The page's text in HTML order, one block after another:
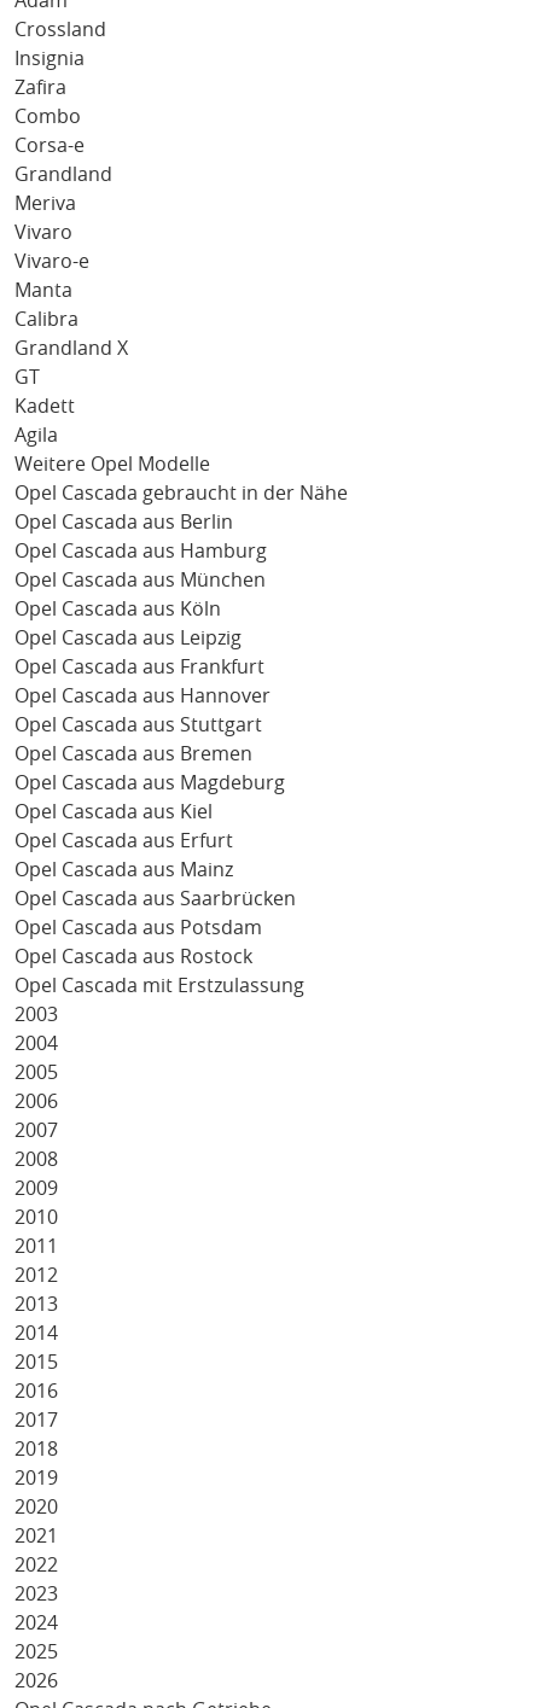
Crossland
Insignia
Zafira
Combo
Corsa-e
Grandland
Meriva
Vivaro
Vivaro-e
Manta
Calibra
Grandland X
GT
Kadett
Agila
Weitere Opel Modelle
Opel Cascada gebraucht in der Nähe
Opel Cascada aus Berlin
Opel Cascada aus Hamburg
Opel Cascada aus München
Opel Cascada aus Köln
Opel Cascada aus Leipzig
Opel Cascada aus Frankfurt
Opel Cascada aus Hannover
Opel Cascada aus Stuttgart
Opel Cascada aus Bremen
Opel Cascada aus Magdeburg
Opel Cascada aus Kiel
Opel Cascada aus Erfurt
Opel Cascada aus Mainz
Opel Cascada aus Saarbrücken
Opel Cascada aus Potsdam
Opel Cascada aus Rostock
Opel Cascada mit Erstzulassung
2003
2004
2005
2006
2007
2008
2009
2010
2011
2012
2013
2014
2015
2016
2017
2018
2019
2020
2021
2022
2023
2024
2025
2026